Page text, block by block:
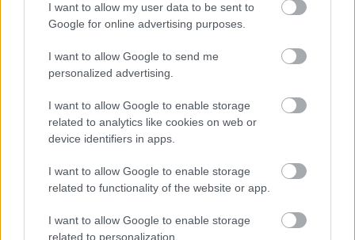
I want to allow my user data to be sent to
Google for online advertising purposes.
I want to allow Google to send me
personalized advertising.
I want to allow Google to enable storage
related to analytics like cookies on web or
device identifiers in apps.
I want to allow Google to enable storage
related to functionality of the website or app.
I want to allow Google to enable storage
related to personalization.
Szerencsére egyre több gyerekrendezvényre
hívnak meg minket, úgyhogy időszerű volt
elnevezni magunkat, mi lettünk a Hahó
együttes.
Mennyire ütötték Rád a gyerekzenész
címkét?
Még nem érzem magam az új Levente
Péternek :). Amíg picik a gyerekeim, és ebben
a közegben is mozgok, biztos írok még
gyerekdalokat. Ha felnőnek, lehet, hogy már